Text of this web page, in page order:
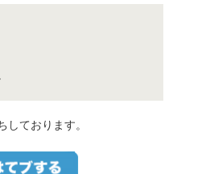
ております。